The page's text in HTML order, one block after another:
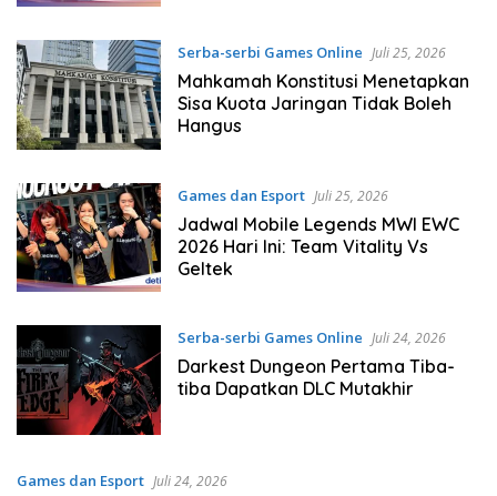
Serba-serbi Games Online Juli 25, 2026
Mahkamah Konstitusi Menetapkan
Sisa Kuota Jaringan Tidak Boleh
Hangus
Games dan Esport Juli 25, 2026
Jadwal Mobile Legends MWI EWC
2026 Hari Ini: Team Vitality Vs
Geltek
Serba-serbi Games Online Juli 24, 2026
Darkest Dungeon Pertama Tiba-
tiba Dapatkan DLC Mutakhir
Games dan Esport Juli 24, 2026